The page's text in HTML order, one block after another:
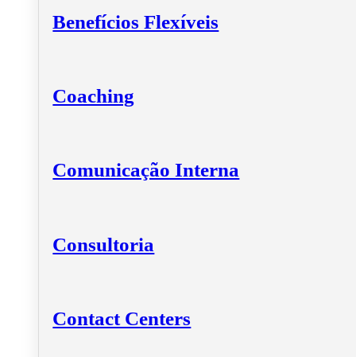
Benefícios Flexíveis
Coaching
Comunicação Interna
Consultoria
Contact Centers